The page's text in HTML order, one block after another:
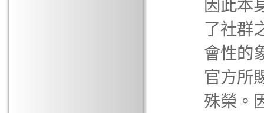
因此本
了社群
會性的
官方所
殊榮。